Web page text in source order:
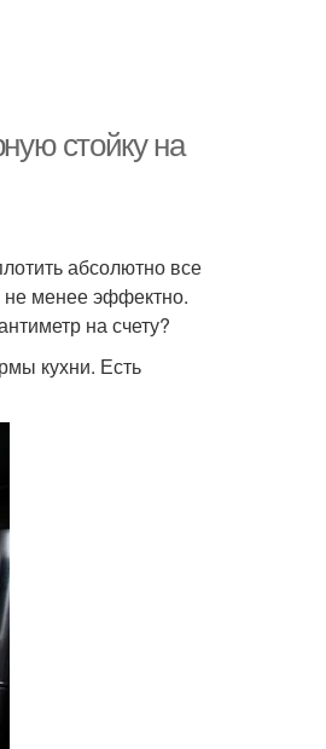
стойку на
абсолютно все
не менее эффектно.
на счету?
кухни. Есть